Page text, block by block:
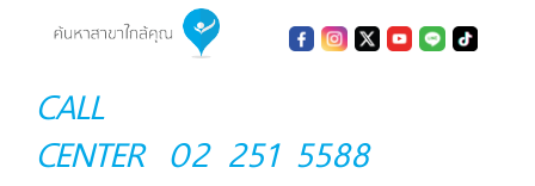
CALL
CENTER 02 251 5588